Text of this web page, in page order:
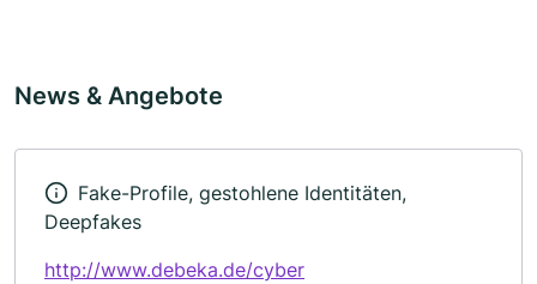
News & Angebote
Fake-Profile, gestohlene Identitäten,
Deepfakes
http://www.debeka.de/cyber